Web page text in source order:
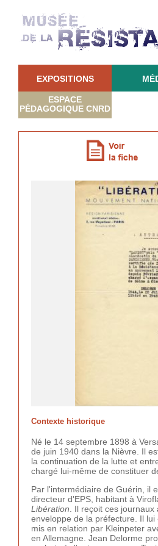
EXPOSITIONS
ESPACE
PÉDAGOGIQUE CNRD
Contexte historique
Né le 14 septembre 1898 à
de juin 1940 dans la Nièvre. Il
la continuation de la lutte et
chargé lui-même de constituer
Par l'intermédiaire de Guérin, il
directeur d'EPS, habitant à
Libération . Il reçoit ces
enveloppe de la préfecture. Il
mis en relation par Kleinpeter
en Allemagne. Jean Delorme